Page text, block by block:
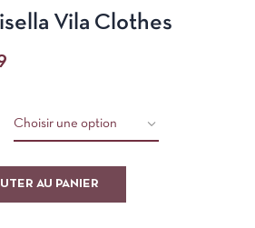
Vila Clothes
AU PANIER